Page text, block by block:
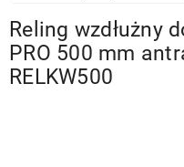
Reling wzdłużny
PRO 500 mm
RELKW500